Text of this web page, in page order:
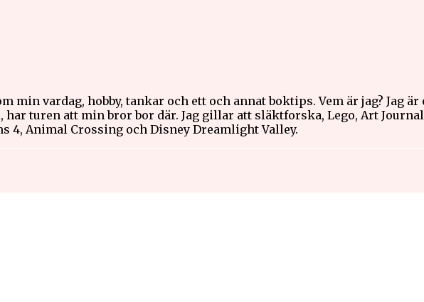
vardag, hobby, tankar och ett och annat boktips. Vem är jag? Jag
turen att min bror bor där. Jag gillar att släktforska, Lego, Art
4, Animal Crossing och Disney Dreamlight Valley.